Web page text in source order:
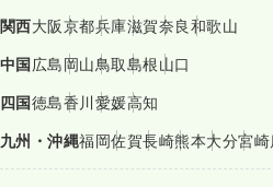
関西大阪京都兵庫滋賀奈良和歌山
中国広島岡山鳥取島根山口
四国徳島香川愛媛高知
九州・沖縄福岡佐賀長崎熊本大分宮崎